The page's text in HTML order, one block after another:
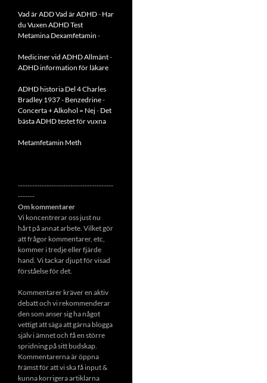
Vad är ADDVad är ADHD- Har
du Vuxen ADHD Test
Metamina Dexamfetamin -
Mediciner vid ADHD Allmänt-
ADHD information för läkare
ADHD historia Del 4 Charles
Bradley 1937 - Benzedrine-
Concerta + Alkohol = Nej- Det
bästa ADHD testet för vuxna
Metamfetamin Meth
----------------------------------------
-------
Om kommentarer
Vi koncentrerar oss just nu
hårt på annat arbete. Vilket gör
att frågor kommentarer, etc,
kommer i tredje eller fjärde
hand. Vi tackar djupt för visad
förståelse för det.
Kommentarer kräver en aktiv
debatt och vi rekommenderar
den som anser sig ha något
vettigt att säga att gärna blogga
själv i ämnet och få en större
spridning på sitt budskap.
Kommentarerna är öppna
främst för att vi ska få input &
kunna korrigera artiklarna